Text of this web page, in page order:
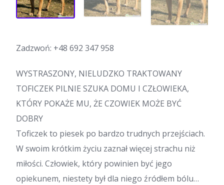
Zadzwoń: +48 692 347 958
WYSTRASZONY, NIELUDZKO TRAKTOWANY
TOFICZEK PILNIE SZUKA DOMU I CZŁOWIEKA,
KTÓRY POKAŻE MU, ŻE CZOWIEK MOŻE BYĆ
DOBRY
Toficzek to piesek po bardzo trudnych przejściach.
W swoim krótkim życiu zaznał więcej strachu niż
miłości. Człowiek, który powinien być jego
opiekunem, niestety był dla niego źródłem bólu…